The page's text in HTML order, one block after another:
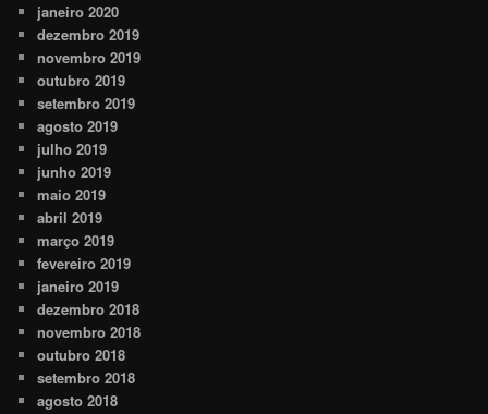
janeiro 2020
dezembro 2019
novembro 2019
outubro 2019
setembro 2019
agosto 2019
julho 2019
junho 2019
maio 2019
abril 2019
março 2019
fevereiro 2019
janeiro 2019
dezembro 2018
novembro 2018
outubro 2018
setembro 2018
agosto 2018